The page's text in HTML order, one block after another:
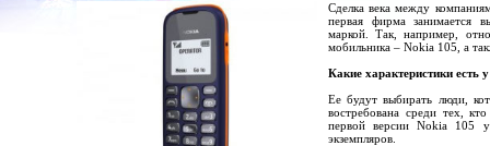
Сделка века между
первая фирма занимается
маркой. Так, например,
мобильника – Nokia 105, а
Какие характеристики есть
Ее будут выбирать люди,
востребована среди тех,
первой версии Nokia 105
экземпляров.